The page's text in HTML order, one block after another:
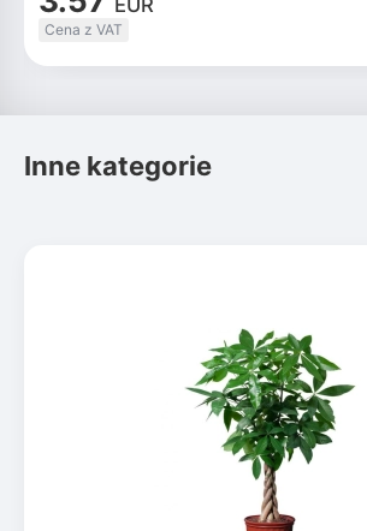
EUR
Cena z VAT
Inne kategorie